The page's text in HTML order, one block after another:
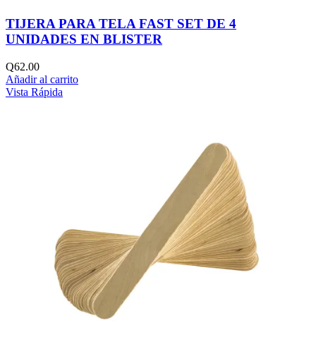
TIJERA PARA TELA FAST SET DE 4
UNIDADES EN BLISTER
Q62.00
Añadir al carrito
Vista Rápida